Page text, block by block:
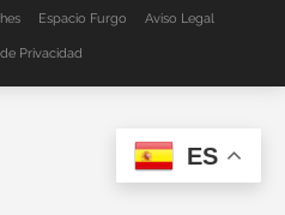
Espacio Furgo Aviso Legal
Privacidad
ES